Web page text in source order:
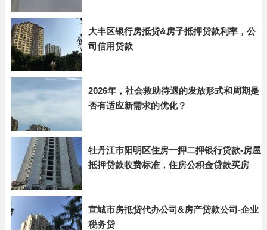
大丰区银行房抵贷&房子抵押贷款利率，公
司信用贷款
2026年，社会救助待遇的发放形式和周期是
否有适应新需求的优化？
牡丹江市阳明区住房一押二押银行贷款-房屋
抵押贷款收费标准，住房公积金贷款买房
宣城市房抵贷代办公司&房产贷款公司-企业
税务贷